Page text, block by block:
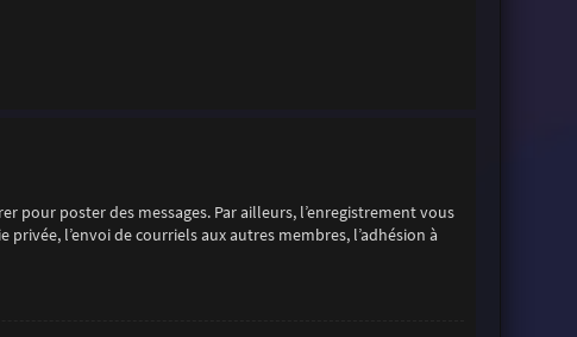
pour poster des messages. Par ailleurs, l’enregistrement vous
l’envoi de courriels aux autres membres, l’adhésion à